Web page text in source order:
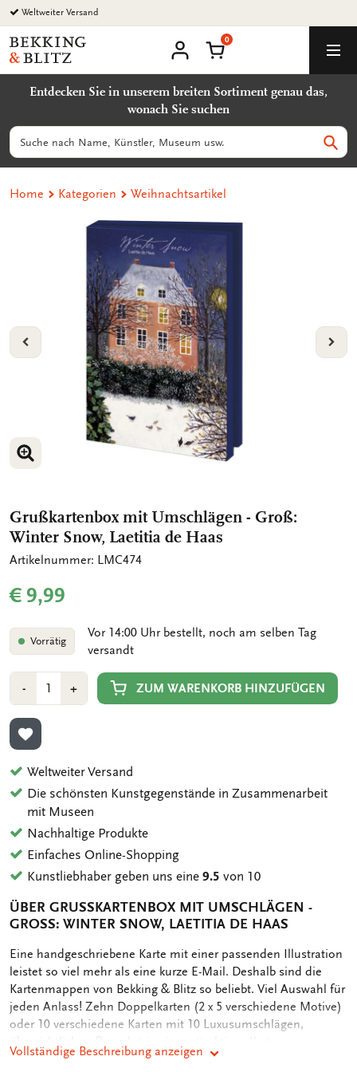
Zurück
zum
Inhalt
Weltweiter Versand
Bekking
&
Uitgevers
Warenkorb
0
Entdecken Sie in unserem breiten Sortiment genau das,
wonach Sie suchen
Suchen
Home Kategorien Weihnachtsartikel
VORIGE
BILD VERGRÖSSERN
BILD VERGRÖSSERN
Grußkartenbox mit Umschlägen - Groß:
Winter Snow, Laetitia de Haas
Artikelnummer: LMC474
€ 9,99
Vorrätig
Vor 14:00 Uhr bestellt, noch am selben Tag
versandt
-Min
1
Anzahl
+Plus
1
ZUM WARENKORB HINZUFÜGEN
ZUR WUNSCHLISTE HINZUFÜGEN
Weltweiter Versand
Die schönsten Kunstgegenstände in Zusammenarbeit
mit Museen
Nachhaltige Produkte
Einfaches Online-Shopping
Kunstliebhaber geben uns eine9.5 von 10
ÜBER GRUSSKARTENBOX MIT UMSCHLÄGEN - G
ROSS: WINTER SNOW, LAETITIA DE HAAS
OMSCHRIJVING
Eine handgeschriebene Karte mit einer passenden Illustration
leistet so viel mehr als eine kurze E-Mail. Deshalb sind die
Kartenmappen von Bekking & Blitz so beliebt. Viel Auswahl für
jeden Anlass! Zehn Doppelkarten (2 x 5 verschiedene Motive)
oder 10 verschiedene Karten mit 10 Luxusumschlägen,
übersichtlich aufbewahrt in einer attraktiven Kartenmappe.
Auf der Rückseite der Mappe sind die unterschiedlichen
Vollständige Beschreibung anzeigen